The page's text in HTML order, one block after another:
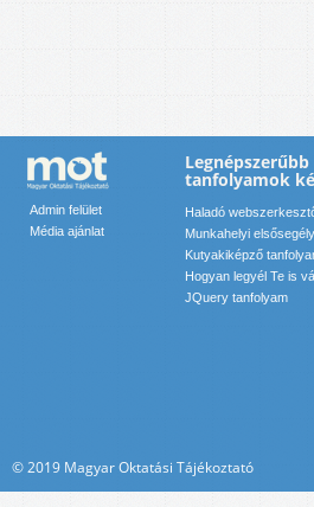
Admin felület
Média ajánlat
tanfolyamok
Haladó
Munkahelyi
Kutyakiképző
Hogyan legyél Te is
JQuery tanfolyam
© 2019 Magyar Oktatási Tájékoztató